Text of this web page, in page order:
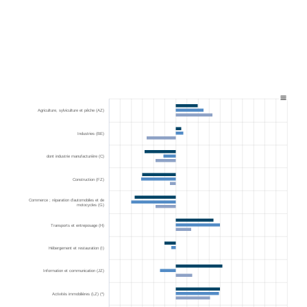
Agriculture, sylviculture et pêche (AZ)
Industries (BE)
dont industrie manufacturière (C)
Construction (FZ)
Commerce ; réparation d’automobiles et de
motocycles (G)
Transports et entreposage (H)
Hébergement et restauration (I)
Information et communication (JZ)
Activités immobilières (LZ) (*)